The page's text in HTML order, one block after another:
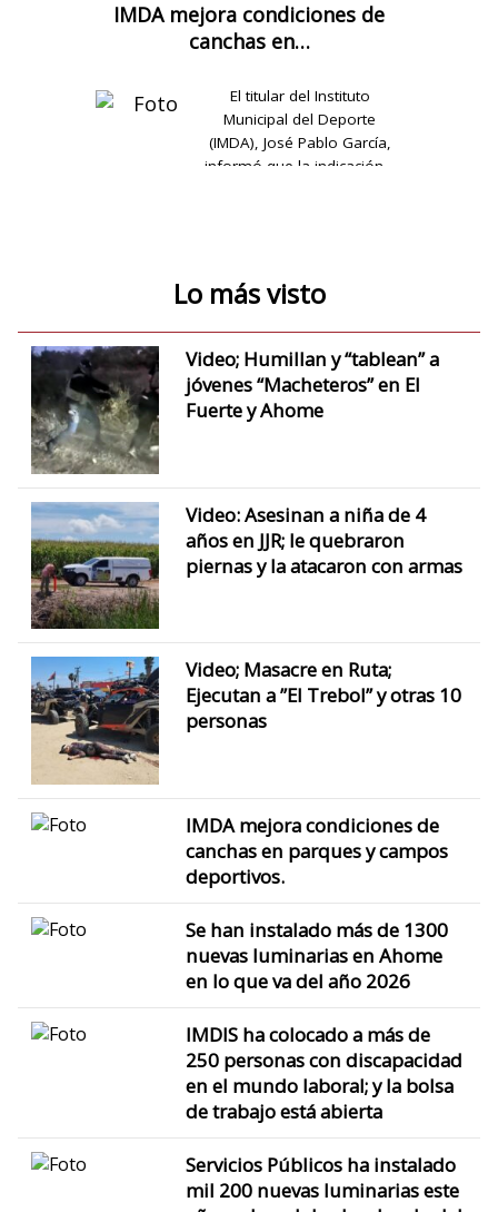
IMDA mejora condiciones de
canchas en…
El titular del Instituto
Municipal del Deporte
(IMDA), José Pablo García,
informó que la indicación…
Lo más visto
Video; Humillan y “tablean” a
jóvenes “Macheteros” en El
Fuerte y Ahome
Video: Asesinan a niña de 4
años en JJR; le quebraron
piernas y la atacaron con armas
Video; Masacre en Ruta;
Ejecutan a ”El Trebol” y otras 10
personas
IMDA mejora condiciones de
canchas en parques y campos
deportivos.
Se han instalado más de 1300
nuevas luminarias en Ahome
en lo que va del año 2026
IMDIS ha colocado a más de
250 personas con discapacidad
en el mundo laboral; y la bolsa
de trabajo está abierta
Servicios Públicos ha instalado
mil 200 nuevas luminarias este